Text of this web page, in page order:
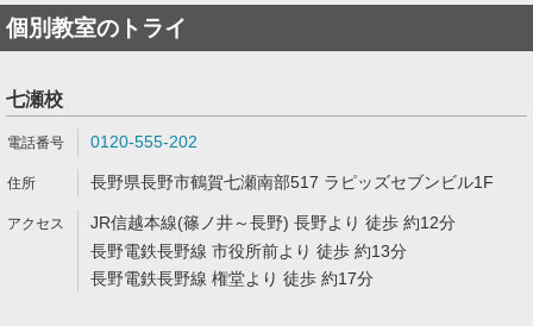
個別教室のトライ
七瀬校
0120-555-202
長野県長野市鶴賀七瀬南部517 ラピッズセブンビル1F
JR信越本線(篠ノ井～長野) 長野より 徒歩 約12分
長野電鉄長野線 市役所前より 徒歩 約13分
長野電鉄長野線 権堂より 徒歩 約17分